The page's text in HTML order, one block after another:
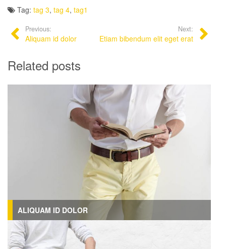
Tag: tag 3, tag 4, tag1
Previous:
Aliquam id dolor
Next:
Etiam bibendum elit eget erat
Related posts
ALIQUAM ID DOLOR